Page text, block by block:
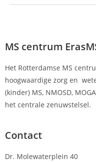
MS centrum
Het Rotterdamse MS
hoogwaardige zorg en
(kinder) MS, NMOSD,
het centrale zenuwstelsel.
Contact
Dr. Molewaterplein 40